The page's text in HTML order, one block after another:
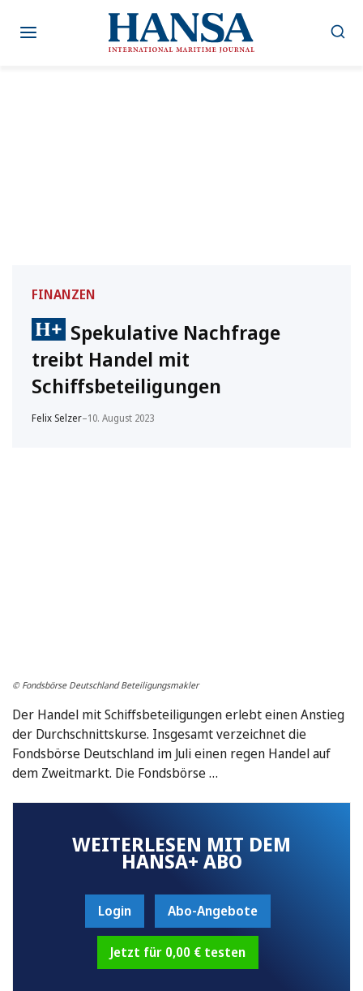
Inhalt
FINANZEN
Spekulative Nachfrage
treibt Handel mit
Schiffsbeteiligungen
Felix Selzer–10. August 2023
© Fondsbörse Deutschland Beteiligungsmakler
Der Handel mit Schiffsbeteiligungen erlebt einen Anstieg
der Durchschnittskurse. Insgesamt verzeichnet die
Fondsbörse Deutschland im Juli einen regen Handel auf
dem Zweitmarkt. Die Fondsbörse …
WEITERLESEN MIT DEM
HANSA+ ABO
Login Abo-Angebote
Jetzt für 0,00 € testen